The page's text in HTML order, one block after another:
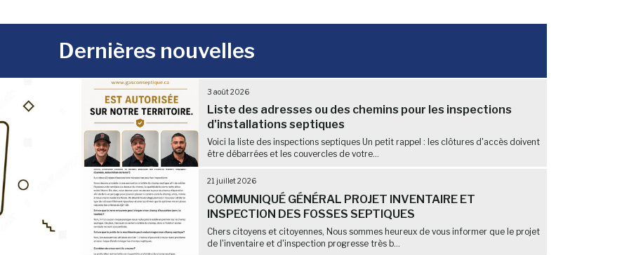
Dernières nouvelles
3 août 2026
Liste des adresses ou des chemins pour les inspections
d'installations septiques
Voici la liste des inspections septiques Un petit rappel : les clôtures d'accès doivent
être débarrées et les couvercles de votre...
21 juillet 2026
COMMUNIQUÉ GÉNÉRAL PROJET INVENTAIRE ET
INSPECTION DES FOSSES SEPTIQUES
Chers citoyens et citoyennes, Nous sommes heureux de vous informer que le projet
de l'inventaire et d'inspection progresse très b...